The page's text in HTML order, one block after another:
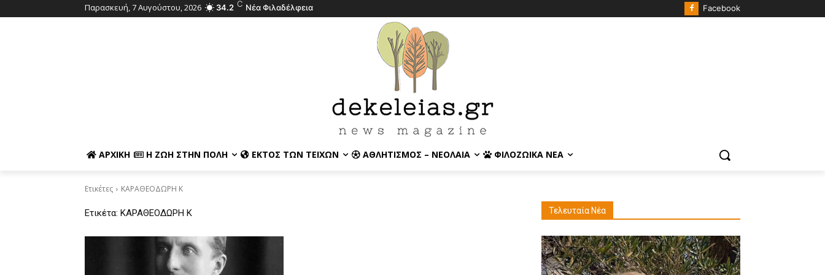
Παρασκευή, 7 Αυγούστου, 2026 34.2 C Νέα Φιλαδέλφεια Facebook
ΑΡΧΙΚΉ Η ΖΩΉ ΣΤΗΝ ΠΌΛΗ ΕΚΤΌΣ ΤΩΝ ΤΕΙΧΏΝ ΑΘΛΗΤΙΣΜΌΣ – ΝΕΟΛΑΊΑ ΦΙΛΟΖΩΙΚΆ ΝΈΑ
Ετικέτες ΚΑΡΑΘΕΟΔΩΡΗ Κ
Ετικέτα: ΚΑΡΑΘΕΟΔΩΡΗ Κ Τελευταία Νέα